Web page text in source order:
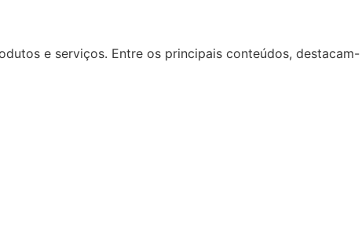
e serviços. Entre os principais conteúdos, destacam-